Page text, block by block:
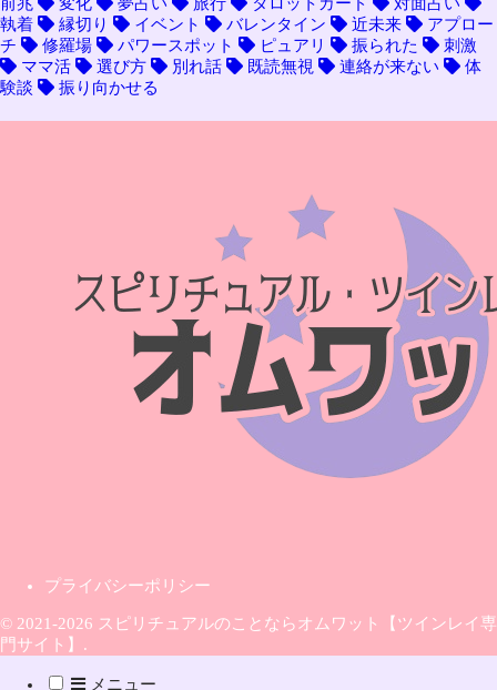
前兆
変化 夢占い 旅行 タロットカード
対面占い
執着
縁切り イベント バレンタイン 近未来
アプロー
チ
修羅場 パワースポット ピュアリ 振られた
刺激
ママ活
選び方 別れ話 既読無視 連絡が来ない
体
験談
振り向かせる
プライバシーポリシー
© 2021-2026 スピリチュアルのことならオムワット【ツインレイ専
門サイト】.
メニュー